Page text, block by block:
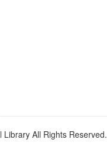
All Rights Reserved.